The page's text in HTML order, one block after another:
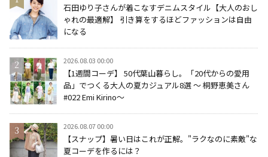
石田ゆり子さんが着こなすデニムスタイル【大人のおし
ゃれの最適解】 引き算をするほどファッションは自由
になる
2026.08.03 00:00
【1週間コーデ】 50代葉山暮らし。「20代からの愛用
品」でつくる大人の夏カジュアル8選 ～ 桐野恵美さん
#022 Emi Kirino～
2026.08.07 00:00
【スナップ】暑い日はこれが正解。"ラクなのに素敵"な
夏コーデを作るには？